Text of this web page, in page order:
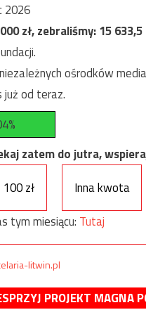
2026
zł, zebraliśmy:15 633,5
ośrodków
już od teraz.
zatem do jutra,
100 zł
Inna kwota
tym miesiącu: Tutaj
litwin.pl
PROJEKT MAGNA